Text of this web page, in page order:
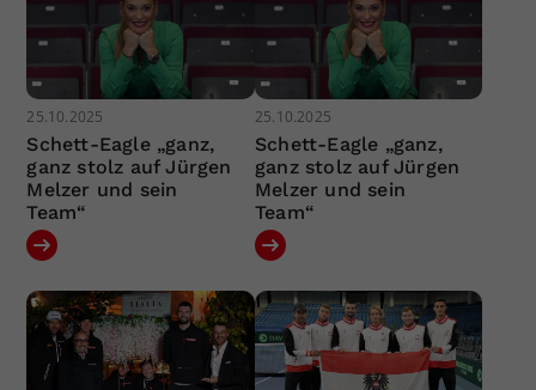
25.10.2025
Schett-Eagle „ganz,
ganz stolz auf Jürgen
Melzer und sein
Team“
25.10.2025
Schett-Eagle „ganz,
ganz stolz auf Jürgen
Melzer und sein
Team“